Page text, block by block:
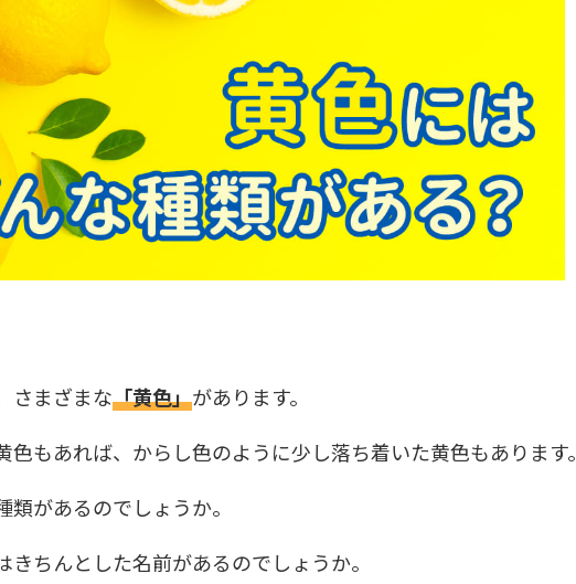
さまざまな「黄色」があります。
色もあれば、からし色のように少し落ち着いた黄色もあります。
があるのでしょうか。
きちんとした名前があるのでしょうか。